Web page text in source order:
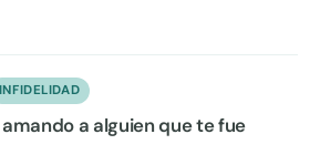
INFIDELIDAD
a alguien que te fue